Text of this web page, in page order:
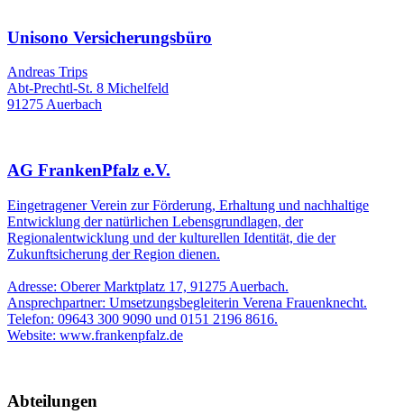
Unisono Versicherungsbüro
Andreas Trips
Abt-Prechtl-St. 8 Michelfeld
91275 Auerbach
AG FrankenPfalz e.V.
Eingetragener Verein zur Förderung, Erhaltung und nachhaltige
Entwicklung der natürlichen Lebensgrundlagen, der
Regionalentwicklung und der kulturellen Identität, die der
Zukunftsicherung der Region dienen.
Adresse: Oberer Marktplatz 17, 91275 Auerbach.
Ansprechpartner: Umsetzungsbegleiterin Verena Frauenknecht.
Telefon: 09643 300 9090 und 0151 2196 8616.
Website: www.frankenpfalz.de
Abteilungen